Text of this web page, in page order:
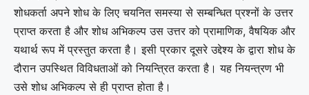
शोधकर्ता अपने शोध के लिए चयनित समस्या से सम्बन्धित प्रश्नों के उत्तर
प्राप्त करता है और शोध अभिकल्प उस उत्तर को प्रामाणिक, वैषयिक और
यथार्थ रूप में प्रस्तुत करता है। इसी प्रकार दूसरे उद्देश्य के द्वारा शोध के
दौरान उपस्थित विविधताओं को नियन्त्रित करता है। यह नियन्त्रण भी
उसे शोध अभिकल्प से ही प्राप्त होता है।